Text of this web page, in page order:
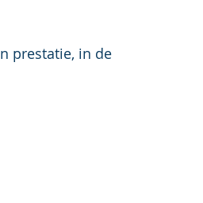
prestatie, in de